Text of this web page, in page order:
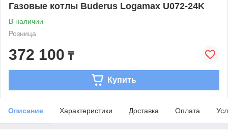
Газовые котлы Buderus Logamax U072-24K
В наличии
Розница
372 100 ₸
Купить
Описание Характеристики Доставка Оплата